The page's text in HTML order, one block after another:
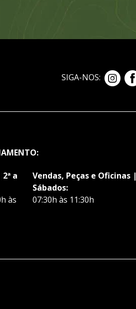
SIGA-NOS:
a
às
Vendas, Peças e Oficinas |
Sábados:
07:30h às 11:30h